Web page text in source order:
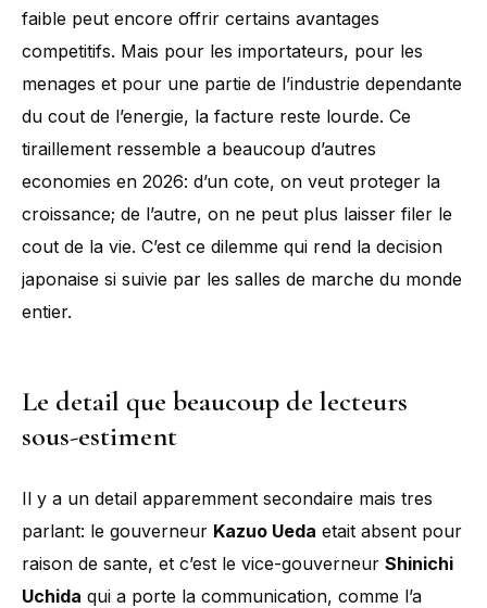
faible peut encore offrir certains avantages
competitifs. Mais pour les importateurs, pour les
menages et pour une partie de l’industrie dependante
du cout de l’energie, la facture reste lourde. Ce
tiraillement ressemble a beaucoup d’autres
economies en 2026: d’un cote, on veut proteger la
croissance; de l’autre, on ne peut plus laisser filer le
cout de la vie. C’est ce dilemme qui rend la decision
japonaise si suivie par les salles de marche du monde
entier.
Le detail que beaucoup de lecteurs
sous-estiment
Il y a un detail apparemment secondaire mais tres
parlant: le gouverneur Kazuo Ueda etait absent pour
raison de sante, et c’est le vice-gouverneur Shinichi
Uchida qui a porte la communication, comme l’a